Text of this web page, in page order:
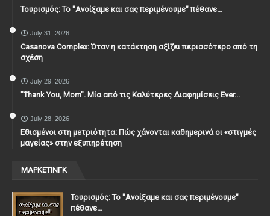
Τουρισμός: Το "Ανοίξαμε και σας περιμένουμε" πέθανε...
July 31, 2026
Casanova Complex: Όταν η κατάκτηση αξίζει περισσότερο από τη
σχέση
July 29, 2026
"Thank You, Mοm". Μία από τις Καλύτερες Διαφημίσεις Ever...
July 28, 2026
Εθισμένοι στη μετριότητα: Πώς χάνονται καθημερινά οι «στιγμές
μαγείας» στην εξυπηρέτηση
ΜΑΡΚΕΤΙΝΓΚ
Τουρισμός: Το "Ανοίξαμε και σας περιμένουμε"
πέθανε...